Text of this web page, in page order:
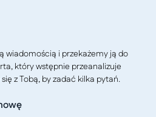
wiadomością i przekażemy ją do
który wstępnie przeanalizuje
z Tobą, by zadać kilka pytań.